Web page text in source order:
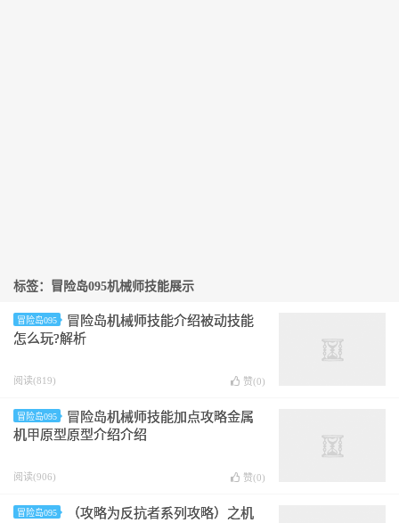
标签：冒险岛095机械师技能展示
冒险岛095
冒险岛机械师技能介绍被动技能
怎么玩?解析
阅读(819) 赞(0)
冒险岛095
冒险岛机械师技能加点攻略金属
机甲原型原型介绍介绍
阅读(906) 赞(0)
冒险岛095
（攻略为反抗者系列攻略）之机